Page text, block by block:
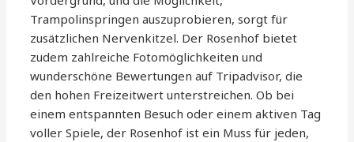
Trampolinspringen auszuprobieren, sorgt für
zusätzlichen Nervenkitzel. Der Rosenhof bietet
zudem zahlreiche Fotomöglichkeiten und
wunderschöne Bewertungen auf Tripadvisor, die
den hohen Freizeitwert unterstreichen. Ob bei
einem entspannten Besuch oder einem aktiven Tag
voller Spiele, der Rosenhof ist ein Muss für jeden,